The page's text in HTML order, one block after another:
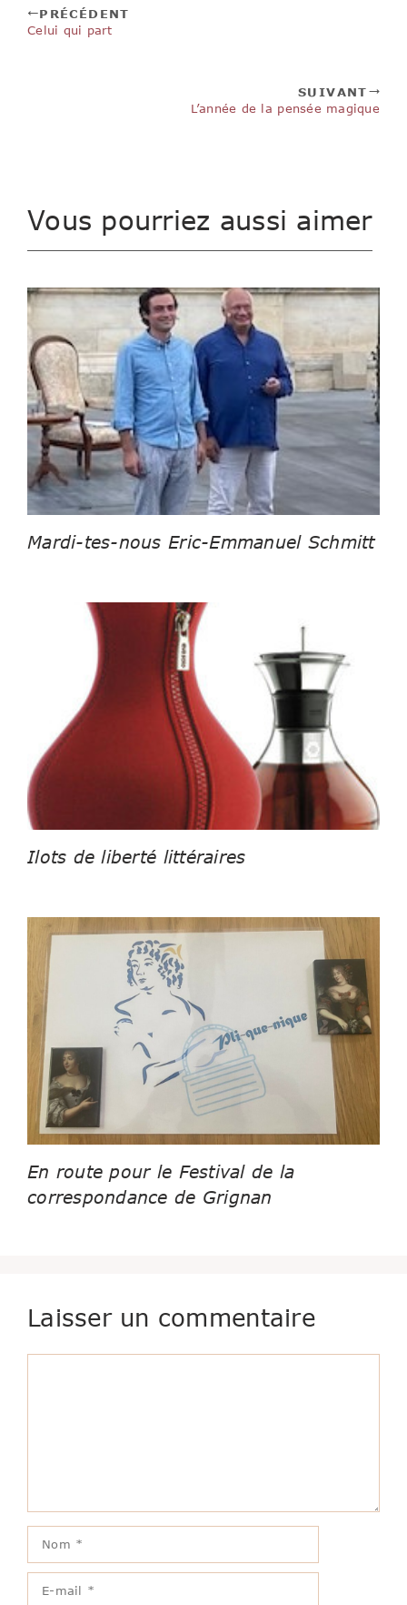
PRÉCÉDENT
Celui qui part
SUIVANT
L’année de la pensée magique
Vous pourriez aussi aimer
Mardi-tes-nous Eric-Emmanuel Schmitt
Ilots de liberté littéraires
En route pour le Festival de la
correspondance de Grignan
Laisser un commentaire
mail